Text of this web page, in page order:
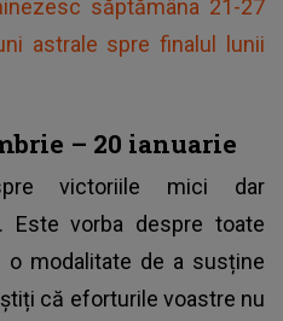
săptămâna 21-27
astrale spre finalul lunii
– 20 ianuarie
victoriile mici dar
Este vorba despre toate
modalitate de a susține
că eforturile voastre nu